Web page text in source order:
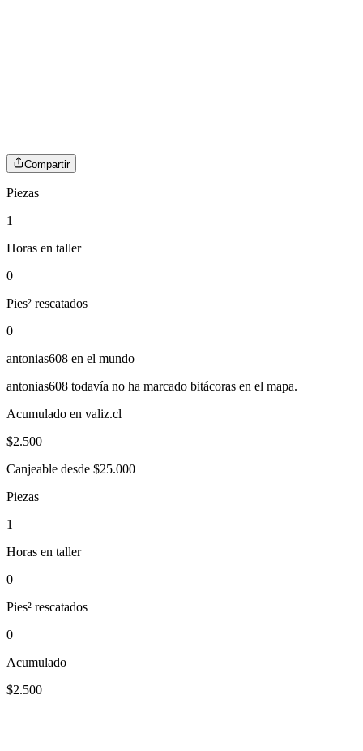
Compartir
Piezas
1
Horas en taller
0
Pies² rescatados
0
antonias608 en el mundo
antonias608 todavía no ha marcado bitácoras en el mapa.
Acumulado en valiz.cl
$2.500
Canjeable desde $25.000
Piezas
1
Horas en taller
0
Pies² rescatados
0
Acumulado
$2.500